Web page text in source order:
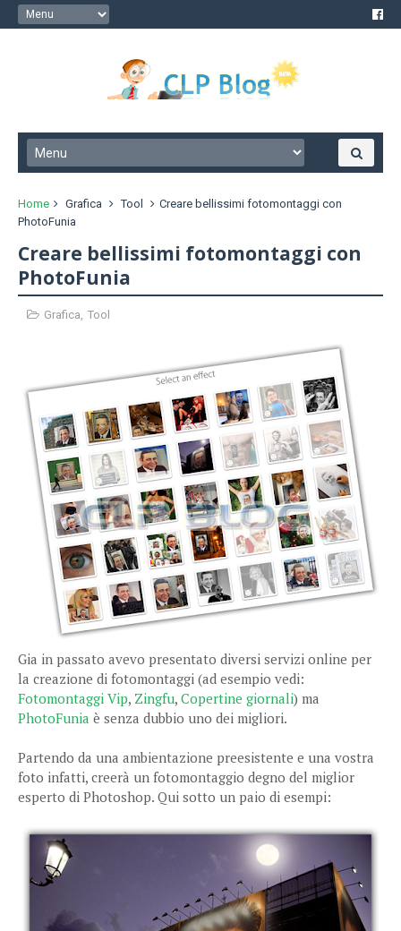
Home Grafica Tool
Creare bellissimi fotomontaggi con
PhotoFunia
Creare bellissimi fotomontaggi con
PhotoFunia
Grafica, Tool
Gia in passato avevo presentato diversi servizi online per
la creazione di fotomontaggi (ad esempio vedi:
Fotomontaggi Vip, Zingfu, Copertine giornali) ma
PhotoFunia è senza dubbio uno dei migliori.
Partendo da una ambientazione preesistente e una vostra
foto infatti, creerà un fotomontaggio degno del miglior
esperto di Photoshop. Qui sotto un paio di esempi: